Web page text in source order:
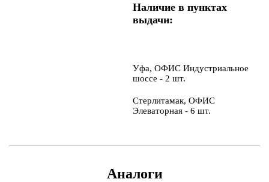
Наличие в пунктах
выдачи:
Уфа, ОФИС Индустриальное
шоссе - 2 шт.
Стерлитамак, ОФИС
Элеваторная - 6 шт.
Аналоги